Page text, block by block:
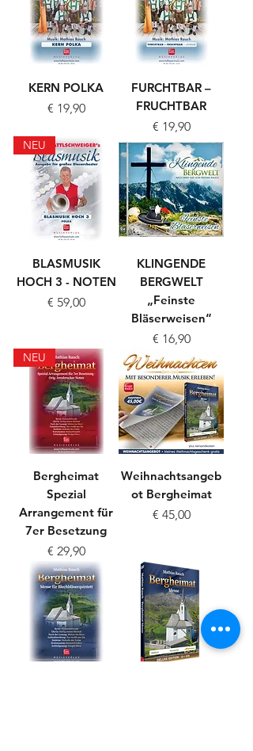
KERN POLKA
Preis
€ 19,90
FURCHTBAR –
FRUCHTBAR
Preis
€ 19,90
NEU
BLASMUSIK
HOCH 3 - NOTEN
Preis
€ 59,00
KLINGENDE
BERGWELT
„Feinste
Bläserweisen“
Preis
€ 16,90
NEU
Bergheimat
Spezial
Arrangement für
7er Besetzung
Preis
€ 29,90
Weihnachtsangeb
ot Bergheimat
Preis
€ 45,00